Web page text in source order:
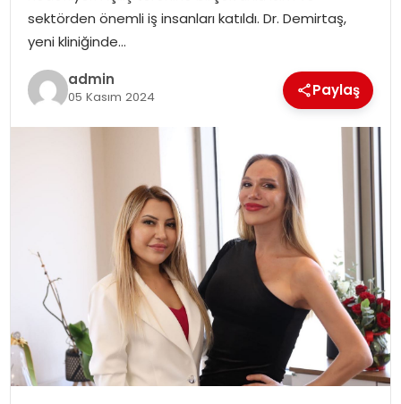
sektörden önemli iş insanları katıldı. Dr. Demirtaş,
yeni kliniğinde…
admin
05 Kasım 2024 Paylaş